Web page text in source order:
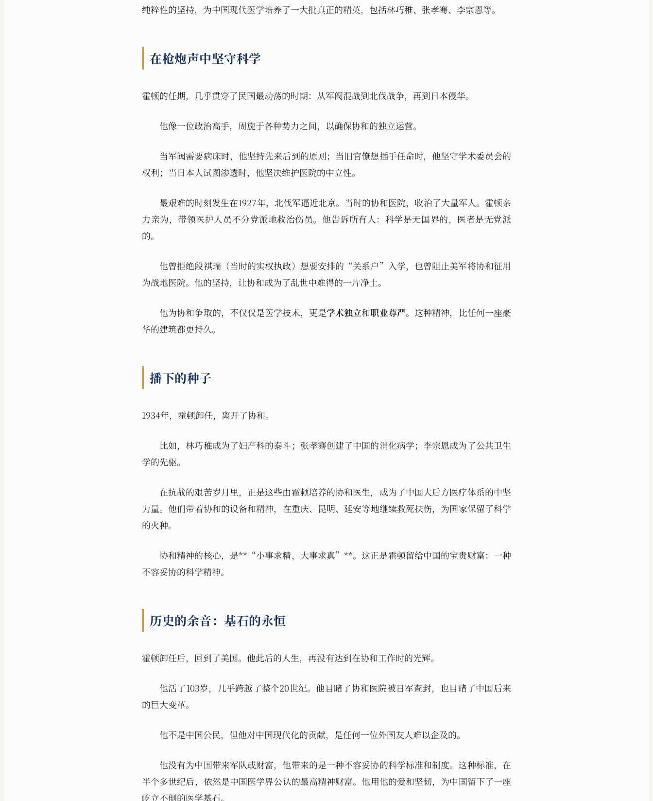
纯粹性的坚持，为中国现代医学培养了一大批真正的精英，包括林巧稚、张孝骞、李宗恩等。
在枪炮声中坚守科学
霍顿的任期，几乎贯穿了民国最动荡的时期：从军阀混战到北伐战争，再到日本侵华。
他像一位政治高手，周旋于各种势力之间，以确保协和的独立运营。
当军阀需要病床时，他坚持先来后到的原则；当旧官僚想插手任命时，他坚守学术委员会的
权利；当日本人试图渗透时，他坚决维护医院的中立性。
最艰难的时刻发生在1927年，北伐军逼近北京。当时的协和医院，收治了大量军人。霍顿亲
力亲为，带领医护人员不分党派地救治伤员。他告诉所有人：科学是无国界的，医者是无党派
的。
他曾拒绝段祺瑞（当时的实权执政）想要安排的“关系户”入学，也曾阻止美军将协和征用
为战地医院。他的坚持，让协和成为了乱世中难得的一片净土。
他为协和争取的，不仅仅是医学技术，更是学术独立和职业尊严。这种精神，比任何一座豪
华的建筑都更持久。
播下的种子
1934年，霍顿卸任，离开了协和。
比如，林巧稚成为了妇产科的泰斗；张孝骞创建了中国的消化病学；李宗恩成为了公共卫生
学的先驱。
在抗战的艰苦岁月里，正是这些由霍顿培养的协和医生，成为了中国大后方医疗体系的中坚
力量。他们带着协和的设备和精神，在重庆、昆明、延安等地继续救死扶伤，为国家保留了科学
的火种。
协和精神的核心，是**“小事求精，大事求真”**。这正是霍顿留给中国的宝贵财富：一种
不容妥协的科学精神。
历史的余音：基石的永恒
霍顿卸任后，回到了美国。他此后的人生，再没有达到在协和工作时的光辉。
他活了103岁，几乎跨越了整个20世纪。他目睹了协和医院被日军查封，也目睹了中国后来
的巨大变革。
他不是中国公民，但他对中国现代化的贡献，是任何一位外国友人难以企及的。
他没有为中国带来军队或财富，他带来的是一种不容妥协的科学标准和制度。这种标准，在
半个多世纪后，依然是中国医学界公认的最高精神财富。他用他的爱和坚韧，为中国留下了一座
屹立不倒的医学基石。